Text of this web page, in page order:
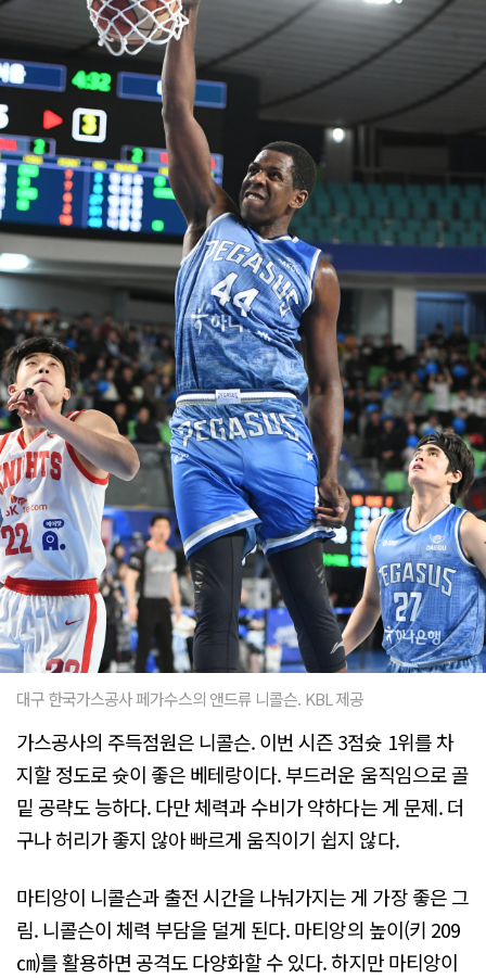
대구 한국가스공사 페가수스의 앤드류 니콜슨. KBL 제공
가스공사의 주득점원은 니콜슨. 이번 시즌 3점슛 1위를 차
지할 정도로 슛이 좋은 베테랑이다. 부드러운 움직임으로 골
밑 공략도 능하다. 다만 체력과 수비가 약하다는 게 문제. 더
구나 허리가 좋지 않아 빠르게 움직이기 쉽지 않다.
마티앙이 니콜슨과 출전 시간을 나눠가지는 게 가장 좋은 그
림. 니콜슨이 체력 부담을 덜게 된다. 마티앙의 높이(키 209
㎝)를 활용하면 공격도 다양화할 수 있다. 하지만 마티앙이